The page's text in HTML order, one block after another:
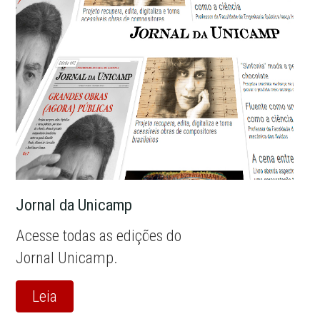
Jornal da Unicamp
Acesse todas as edições do
Jornal Unicamp.
Leia